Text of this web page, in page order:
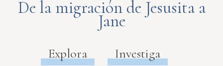
De la migración de Jesusita a
Jane
Explora
Investiga